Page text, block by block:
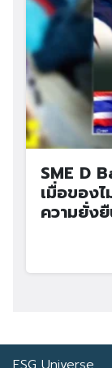
SME D
เมื่อของ
ความยั่ง